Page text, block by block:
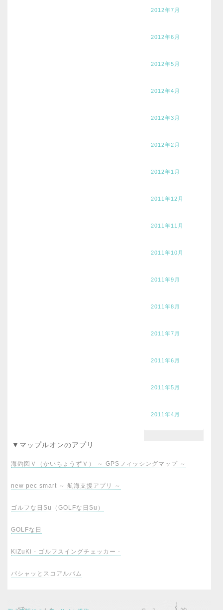
2012年7月
2012年6月
2012年5月
2012年4月
2012年3月
2012年2月
2012年1月
2011年12月
2011年11月
2011年10月
2011年9月
2011年8月
2011年7月
2011年6月
2011年5月
2011年4月
▼マップルオンのアプリ
海釣図Ｖ（かいちょうずＶ） ～ GPSフィッシングマップ ～
new pec smart ～ 航海支援アプリ ～
ゴルフな日Su（GOLFな日Su）
GOLFな日
KiZuKi - ゴルフスイングチェッカー -
パシャッとスコアルバム